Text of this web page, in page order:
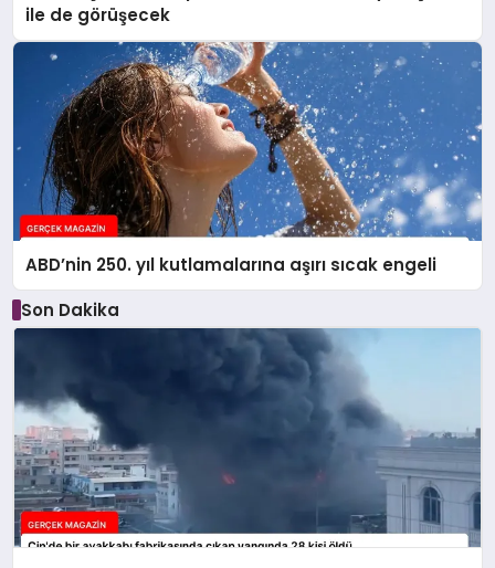
ile de görüşecek
ABD’nin 250. yıl kutlamalarına aşırı sıcak engeli
Son Dakika